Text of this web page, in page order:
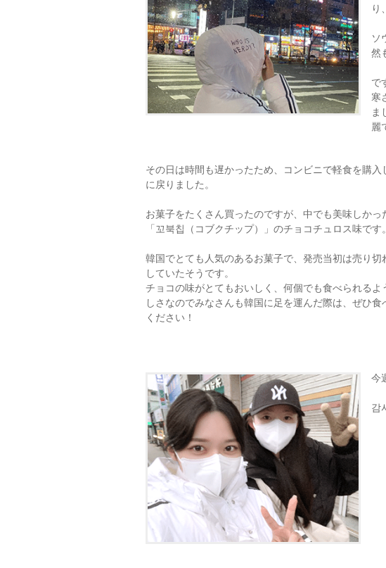
り
ソ
然
で
寒
ま
麗
その日は時間も遅かったため、コンビニで軽食を購入
に戻りました。
お菓子をたくさん買ったのですが、中でも美味しかっ
「꼬북칩（コブクチップ）」のチョコチュロス味です。
韓国でとても人気のあるお菓子で、発売当初は売り切
していたそうです。
チョコの味がとてもおいしく、何個でも食べられるよ
しさなのでみなさんも韓国に足を運んだ際は、ぜひ食
ください！
今
감